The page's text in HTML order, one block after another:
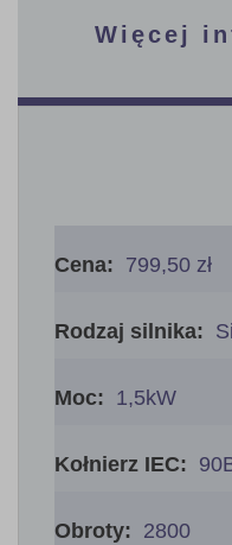
Więcej
informacji 799,50 zł
1,5kW
2800